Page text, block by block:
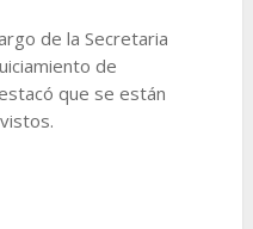
de la Secretaria
de
que se están